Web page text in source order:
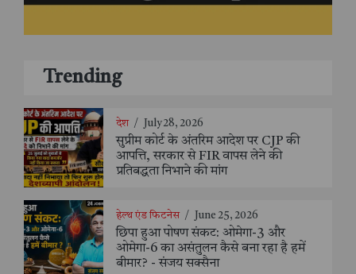
Trending
देश / July 28, 2026
सुप्रीम कोर्ट के अंतरिम आदेश पर CJP की
आपत्ति, सरकार से FIR वापस लेने की
प्रतिबद्धता निभाने की मांग
हेल्थ एंड फिटनेस / June 25, 2026
छिपा हुआ पोषण संकट: ओमेगा-3 और
ओमेगा-6 का असंतुलन कैसे बना रहा है हमें
बीमार? - संजय सक्सैना